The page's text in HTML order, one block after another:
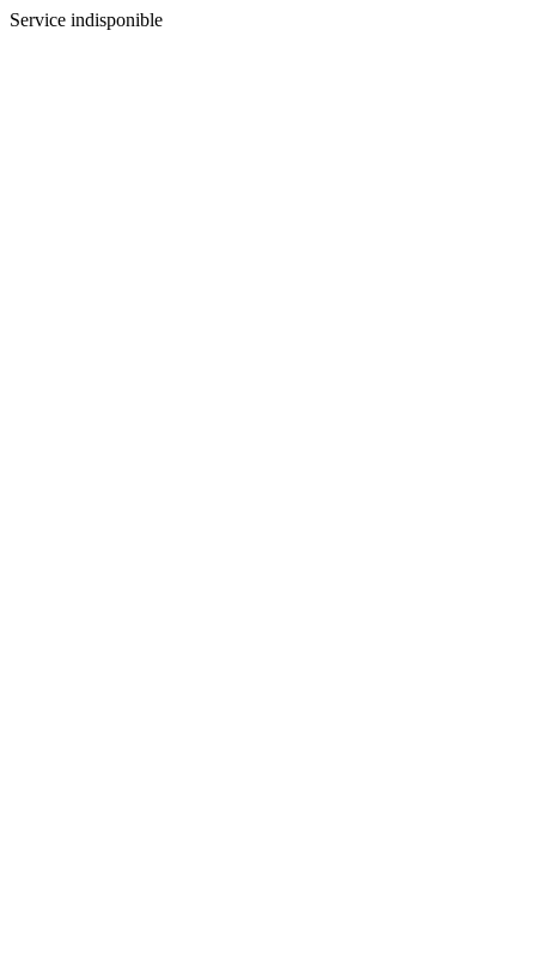
Service indisponible